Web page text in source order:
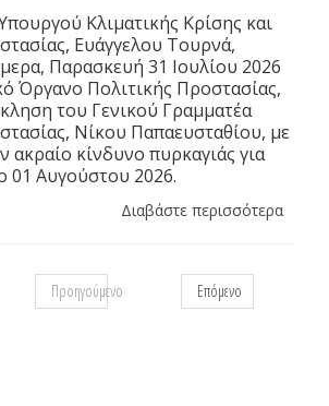
Κλιματικής Κρίσης και
Ευάγγελου Τουρνά,
Παρασκευή 31 Ιουλίου 2026
Όργανο Πολιτικής Προστασίας,
του Γενικού Γραμματέα
Νίκου Παπαευσταθίου, με
ακραίο κίνδυνο πυρκαγιάς για
01 Αυγούστου 2026.
Διαβάστε περισσότερα
Προηγούμενο Επόμενο